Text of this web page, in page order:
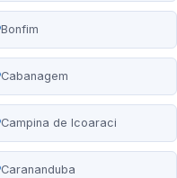
Bonfim
Cabanagem
Campina de Icoaraci
Carananduba